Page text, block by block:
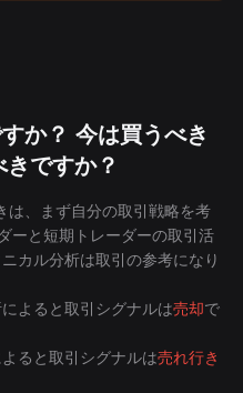
か？ 今は買うべき
ですか？
は、まず自分の取引戦略を考
ーと短期トレーダーの取引活
カル分析は取引の参考になり
よると取引シグナルは売却で
ると取引シグナルは売れ行き